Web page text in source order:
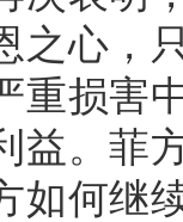
之心，
重损害
益。菲
如何继